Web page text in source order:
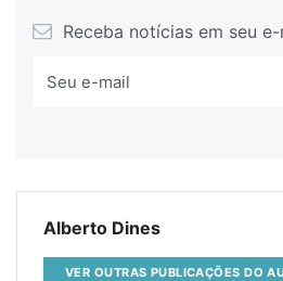
Receba notícias em seu
Alberto Dines
VER OUTRAS PUBLICAÇÕES DO